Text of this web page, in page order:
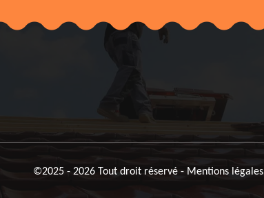
©2025 - 2026 Tout droit réservé - Mentions légales